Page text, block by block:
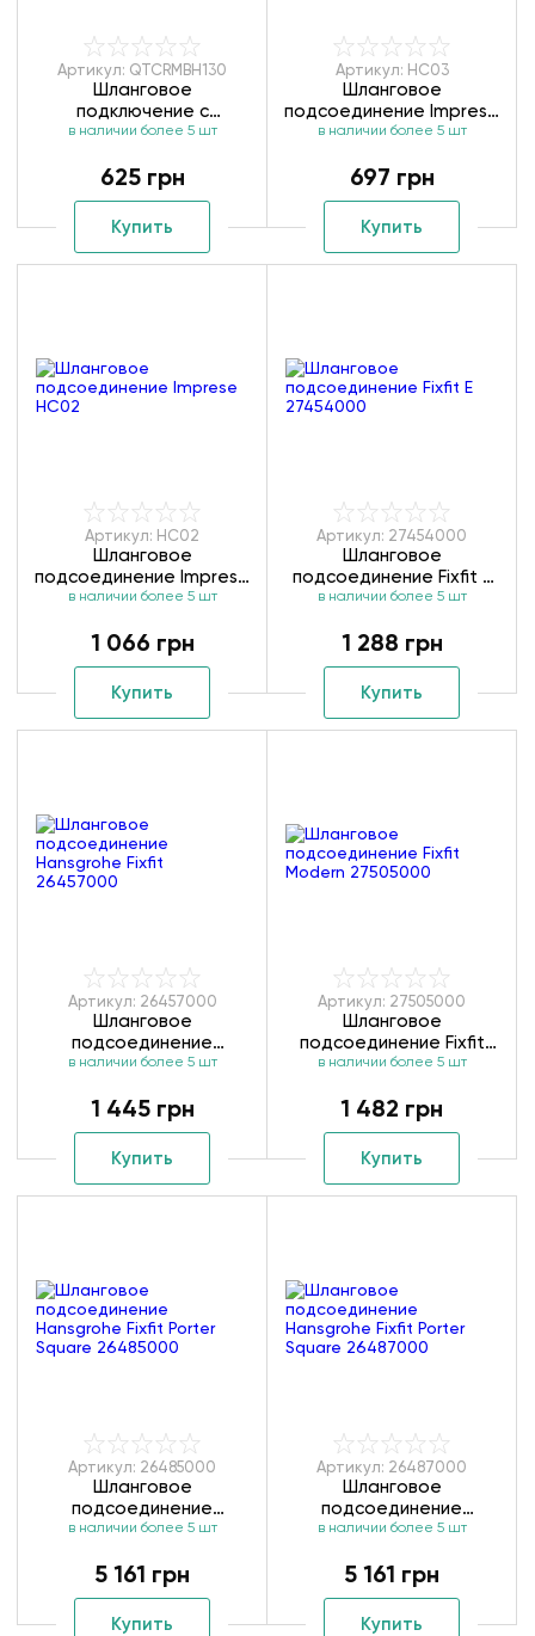
Артикул: QTCRMBH130
Шланговое
подключение с
держателем лейки Q-
в наличии более 5 шт
625 грн
Купить
Артикул: HC03
Шланговое
подсоединение Imprese
HC03
в наличии более 5 шт
697 грн
Купить
Артикул: HC02
Шланговое
подсоединение Imprese
HC02
в наличии более 5 шт
1 066 грн
Купить
Артикул: 27454000
Шланговое
подсоединение Fixfit E
27454000
в наличии более 5 шт
1 288 грн
Купить
Артикул: 26457000
Шланговое
подсоединение
Hansgrohe Fixfit
в наличии более 5 шт
1 445 грн
Купить
Артикул: 27505000
Шланговое
подсоединение Fixfit
Modern 27505000
в наличии более 5 шт
1 482 грн
Купить
Артикул: 26485000
Шланговое
подсоединение
Hansgrohe Fixfit Porter
в наличии более 5 шт
5 161 грн
Купить
Артикул: 26487000
Шланговое
подсоединение
Hansgrohe Fixfit Porter
в наличии более 5 шт
5 161 грн
Купить